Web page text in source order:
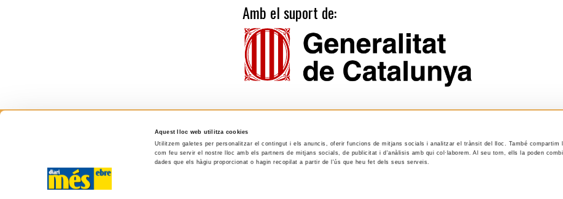
Aquest lloc web utilitza cookies
Utilitzem galetes per personalitzar el contingut i els anuncis, oferir funcions de mitjans socials i analitzar el trànsit del lloc. També compartim
com feu servir el nostre lloc amb els partners de mitjans socials, de publicitat i d'anàlisis amb qui col·laborem. Al seu torn, ells la poden
dades que els hàgiu proporcionat o hagin recopilat a partir de l'ús que heu fet dels seus serveis.
Amb el suport de:
C/ Cervantes, 13, 43500 - Tortosa (TARRAGONA)
Tel. 610 20 33 25
Tarifes
Calendari publicacions